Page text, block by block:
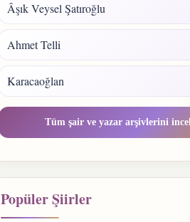
Âşık Veysel Şatıroğlu
Ahmet Telli
Karacaoğlan
Tüm şair ve yazar arşivlerini
Popüler Şiirler